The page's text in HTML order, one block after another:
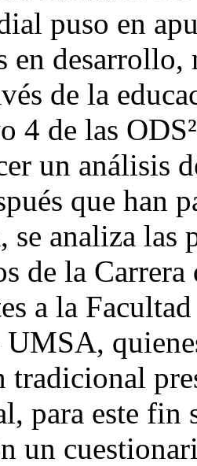
puso en
desarrollo,
de la
4 de las
un análisis
que han
se analiza las
de la
a la
tradicional
para este fin
un